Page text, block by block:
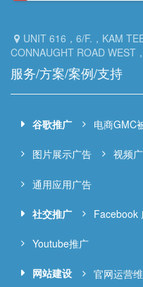
UNIT 616，6/F.，KAM
CONNAUGHT ROAD WEST
服务/方案/案例/支持
谷歌推广 电商GMC
图片展示广告 视频
通用应用广告
社交推广 Facebook
Youtube推广
网站建设 官网运营